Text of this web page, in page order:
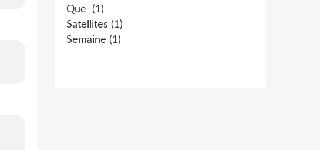
Que
(1)
Satellites (1)
Semaine (1)